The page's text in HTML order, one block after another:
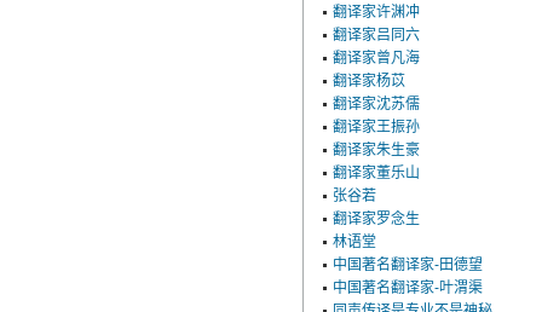
翻译家许渊冲
翻译家吕同六
翻译家曾凡海
翻译家杨苡
翻译家沈苏儒
翻译家王振孙
翻译家朱生豪
翻译家董乐山
张谷若
翻译家罗念生
林语堂
中国著名翻译家-田德望
中国著名翻译家-叶渭渠